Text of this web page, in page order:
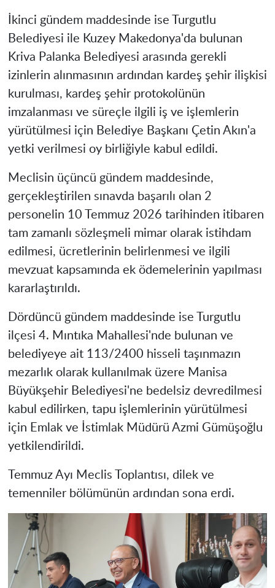
İkinci gündem maddesinde ise Turgutlu
Belediyesi ile Kuzey Makedonya'da bulunan
Kriva Palanka Belediyesi arasında gerekli
izinlerin alınmasının ardından kardeş şehir ilişkisi
kurulması, kardeş şehir protokolünün
imzalanması ve süreçle ilgili iş ve işlemlerin
yürütülmesi için Belediye Başkanı Çetin Akın'a
yetki verilmesi oy birliğiyle kabul edildi.
Meclisin üçüncü gündem maddesinde,
gerçekleştirilen sınavda başarılı olan 2
personelin 10 Temmuz 2026 tarihinden itibaren
tam zamanlı sözleşmeli mimar olarak istihdam
edilmesi, ücretlerinin belirlenmesi ve ilgili
mevzuat kapsamında ek ödemelerinin yapılması
kararlaştırıldı.
Dördüncü gündem maddesinde ise Turgutlu
ilçesi 4. Mıntıka Mahallesi'nde bulunan ve
belediyeye ait 113/2400 hisseli taşınmazın
mezarlık olarak kullanılmak üzere Manisa
Büyükşehir Belediyesi'ne bedelsiz devredilmesi
kabul edilirken, tapu işlemlerinin yürütülmesi
için Emlak ve İstimlak Müdürü Azmi Gümüşoğlu
yetkilendirildi.
Temmuz Ayı Meclis Toplantısı, dilek ve
temenniler bölümünün ardından sona erdi.